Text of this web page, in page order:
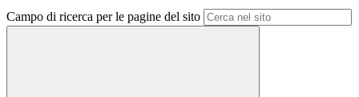
Campo di ricerca per le pagine del sito